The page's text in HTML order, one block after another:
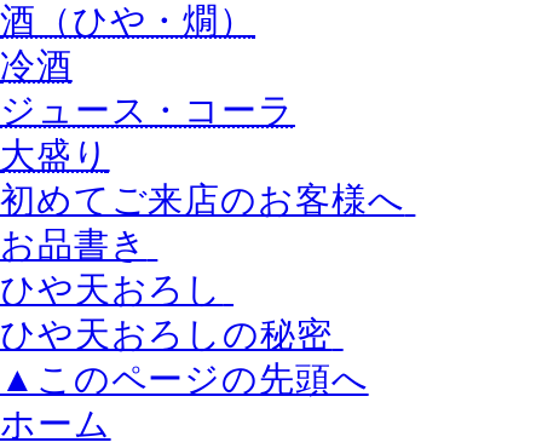
酒（ひや・燗）
冷酒
ジュース・コーラ
大盛り
初めてご来店のお客様へ
お品書き
ひや天おろし
ひや天おろしの秘密
▲このページの先頭へ
ホーム